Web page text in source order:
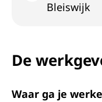
Bleiswijk
De
Waar ga je